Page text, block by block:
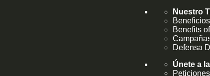
Nuestro
Benefits
Defensa
Únete a
Peticiones